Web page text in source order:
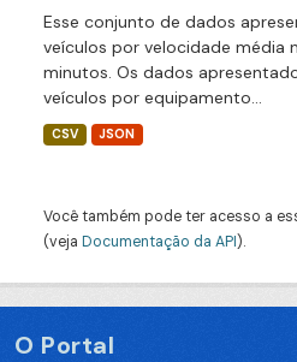
Esse conjunto de dados
veículos por velocidade média
minutos. Os dados
veículos por equipamento...
CSV JSON
Você também pode ter acesso a
(veja Documentação da API).
O Portal